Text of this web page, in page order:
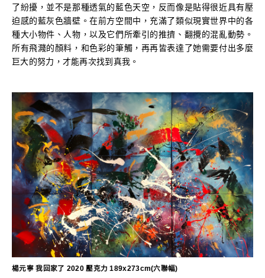
了紛擾，並不是那種透氣的藍色天空，反而像是貼得很近具有壓
迫感的藍灰色牆壁。在前方空間中，充滿了類似現實世界中的各
種大小物件、人物，以及它們所牽引的推擠、翻攪的混亂動勢。
所有飛濺的顏料，和色彩的筆觸，再再皆表達了她需要付出多麼
巨大的努力，才能再次找到真我。
楊元寧 我回家了 2020 壓克力 189x273cm(六聯幅)